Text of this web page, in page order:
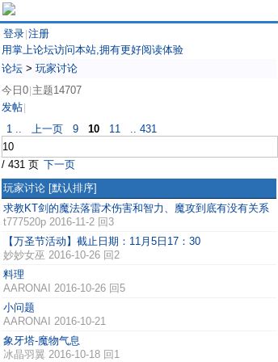
登录 注册
用掌上论坛访问本站,拥有更好阅读体验
论坛 > 玩家讨论
今日0 主题14707
发帖
1 .. 上一页 9 10 11 .. 431
/ 431 页 下一页
玩家讨论 [默认排序]
求教KT剑的魔法落雷术伤害和智力、魔攻到底有没有关系
t777520p 2016-11-2 回3
【万圣节活动】截止日期：11月5日17：30
妙妙女巫 2016-10-26 回2
料理
AARONAI 2016-10-26 回5
小问题
AARONAI 2016-10-21
象牙塔-魔物气息
冰晶羽翼 2016-10-18 回1